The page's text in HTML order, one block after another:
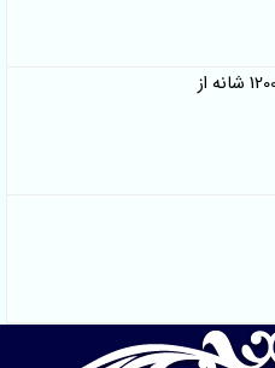
خرید مستقیم فرش 1200 شانه از